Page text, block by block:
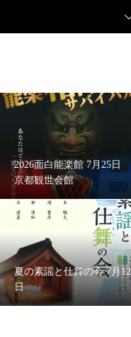
2026面白能楽館 7月25日
京都観世会館
夏の素謡と仕舞の会 7月12
日